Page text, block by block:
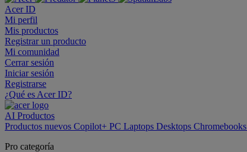
Acer ID
Mi perfil
Mis productos
Registrar un producto
Mi comunidad
Cerrar sesión
Iniciar sesión
Registrarse
¿Qué es Acer ID?
AI Productos
Productos nuevos Copilot+ PC Laptops Desktops Chromebooks
Pro categoría